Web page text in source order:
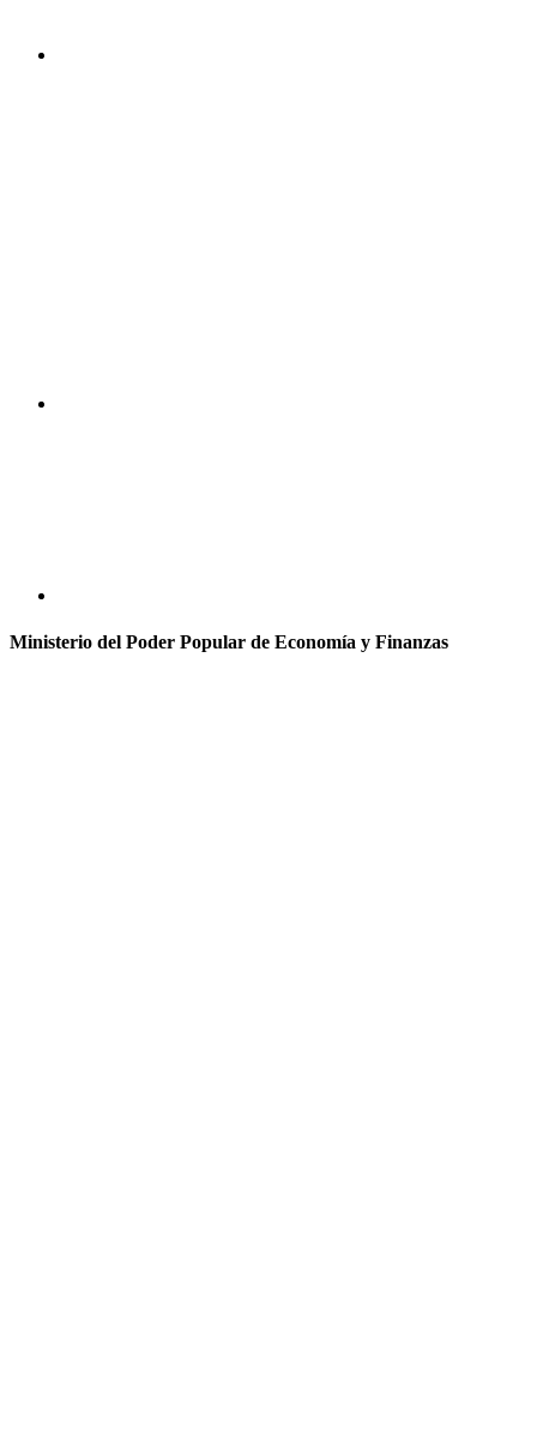
Ministerio del Poder Popular de Economía y Finanzas